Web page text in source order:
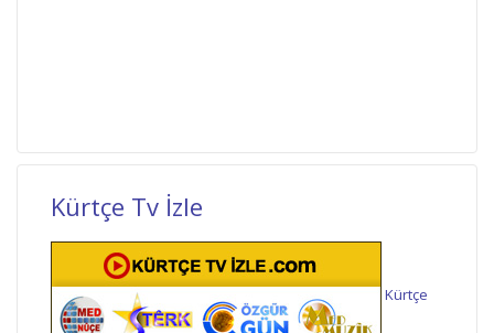
Kürtçe Tv İzle
Kürtçe